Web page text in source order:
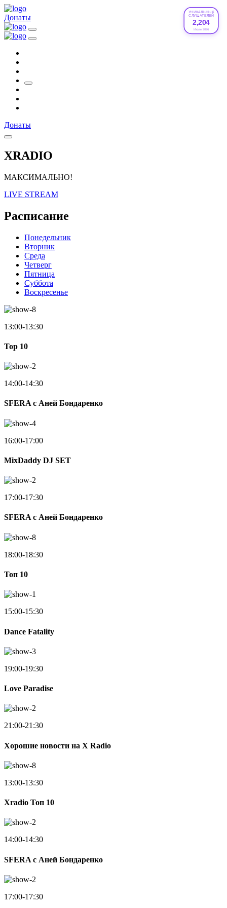
УНИКАЛЬНЫХ
СЛУШАТЕЛЕЙ
2,204
Июле 2026
Донаты
Донаты
XRADIO
МАКСИМАЛЬНО!
LIVE STREAM
Расписание
Понедельник
Вторник
Среда
Четверг
Пятница
Суббота
Воскресенье
13:00-13:30
Top 10
14:00-14:30
SFERA с Аней Бондаренко
16:00-17:00
MixDaddy DJ SET
17:00-17:30
SFERA с Аней Бондаренко
18:00-18:30
Toп 10
15:00-15:30
Dance Fatality
19:00-19:30
Love Paradise
21:00-21:30
Хорошие новости на X Radio
13:00-13:30
Xradio Топ 10
14:00-14:30
SFERA с Аней Бондаренко
17:00-17:30